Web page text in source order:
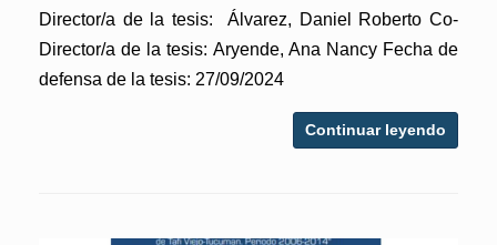
Director/a de la tesis: Álvarez, Daniel Roberto Co-
Director/a de la tesis: Aryende, Ana Nancy Fecha de
defensa de la tesis: 27/09/2024
Continuar leyendo